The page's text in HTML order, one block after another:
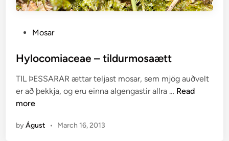
s
e
d
i
Mosar
Hylocomiaceae – tildurmosaætt
TIL ÞESSARAR ættar teljast mosar, sem mjög auðvelt
er að þekkja, og eru einna algengastir allra … H
Read
more
byÁgust • March 16, 2013